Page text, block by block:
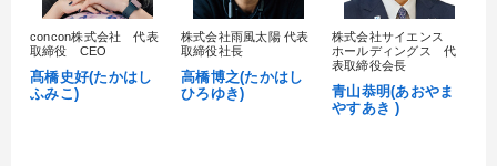
concon株式会社 代表
取締役 CEO
髙橋史好(たかはし
ふみこ)
株式会社雨風太陽 代表
取締役社長
高橋博之(たかはし
ひろゆき)
株式会社サイエンス
ホールディングス 代
表取締役会長
青山恭明(あおやま
やすあき )